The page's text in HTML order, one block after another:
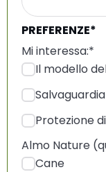
PREFERENZE*
Mi interessa:*
Il modello
Protezione
Almo Nature
Cane